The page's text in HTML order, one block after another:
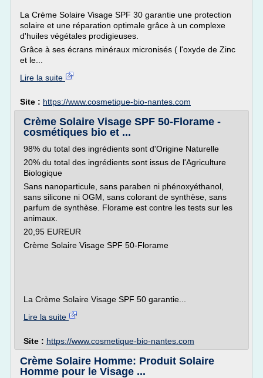
La Crème Solaire Visage SPF 30 garantie une protection
solaire et une réparation optimale grâce à un complexe
d'huiles végétales prodigieuses.
Grâce à ses écrans minéraux micronisés ( l'oxyde de Zinc
et le...
Lire la suite
Site : https://www.cosmetique-bio-nantes.com
Crème Solaire Visage SPF 50-Florame -
cosmétiques bio et ...
98% du total des ingrédients sont d'Origine Naturelle
20% du total des ingrédients sont issus de l'Agriculture
Biologique
Sans nanoparticule, sans paraben ni phénoxyéthanol,
sans silicone ni OGM, sans colorant de synthèse, sans
parfum de synthèse. Florame est contre les tests sur les
animaux.
20,95 EUREUR
Crème Solaire Visage SPF 50-Florame
La Crème Solaire Visage SPF 50 garantie...
Lire la suite
Site : https://www.cosmetique-bio-nantes.com
Crème Solaire Homme: Produit Solaire
Homme pour le Visage ...